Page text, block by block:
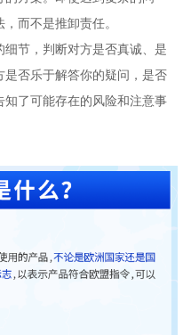
而不是推卸责任。
节，判断对方是否真诚、是
否乐于解答你的疑问，是否
了可能存在的风险和注意事